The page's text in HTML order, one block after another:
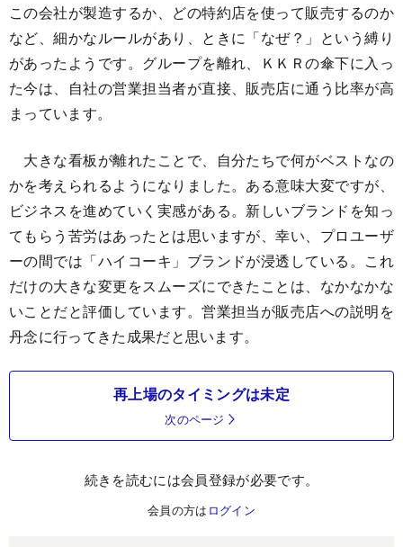
この会社が製造するか、どの特約店を使って販売するのか
など、細かなルールがあり、ときに「なぜ？」という縛り
があったようです。グループを離れ、ＫＫＲの傘下に入っ
た今は、自社の営業担当者が直接、販売店に通う比率が高
まっています。
大きな看板が離れたことで、自分たちで何がベストなの
かを考えられるようになりました。ある意味大変ですが、
ビジネスを進めていく実感がある。新しいブランドを知っ
てもらう苦労はあったとは思いますが、幸い、プロユーザ
ーの間では「ハイコーキ」ブランドが浸透している。これ
だけの大きな変更をスムーズにできたことは、なかなかな
いことだと評価しています。営業担当が販売店への説明を
丹念に行ってきた成果だと思います。
再上場のタイミングは未定
次のページ
続きを読むには会員登録が必要です。
会員の方は ログイン